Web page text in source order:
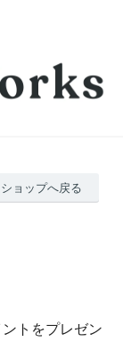
ショップへ戻る
トをプレゼン